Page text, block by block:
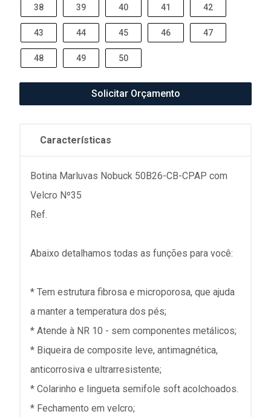
38 39 40 41 42
43 44 45 46 47
48 49 50
Solicitar Orçamento
Características
Botina Marluvas Nobuck 50B26-CB-CPAP com
Velcro Nº35
Ref.
Abaixo detalhamos todas as funções para você:
* Tem estrutura fibrosa e microporosa, que ajuda
a manter a temperatura dos pés;
* Atende à NR 10 - sem componentes metálicos;
* Biqueira de composite leve, antimagnética,
anticorrosiva e ultrarresistente;
* Colarinho e lingueta semifole soft acolchoados.
* Fechamento em velcro;